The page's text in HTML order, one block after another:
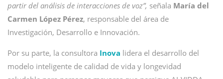
partir del análisis de interacciones de voz”, señala María del
Carmen López Pérez, responsable del área de
Investigación, Desarrollo e Innovación.
Por su parte, la consultora Inova lidera el desarrollo del
modelo inteligente de calidad de vida y longevidad